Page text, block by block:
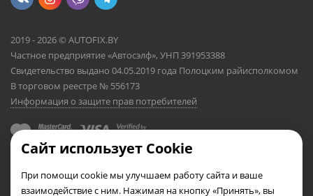
2019 - 2026 © AUTOFIX.BY
Частное предприятие «Автосэлф», УНП 391953388
Свидетельство выдано 04.05.2019 года Полоцким райисполкомом
В торговом реестре № 556173
Информация о защите прав потребителей
Сайт использует Cookie
При помощи cookie мы улучшаем работу сайта и ваше
взаимодействие с ним. Нажимая на кнопку «Принять», вы